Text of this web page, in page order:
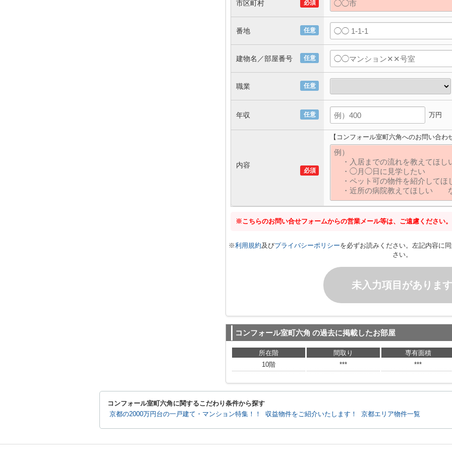
必須
市区町村
任意
番地
任意
建物名／部屋番号
任意
職業
任意
年収 万円
必須
内容
【コンフォール室町六角へのお問い合わ
※こちらのお問い合せフォームからの営業メール等は、ご遠慮ください。
※利用規約及びプライバシーポリシーを必ずお読みください。左記内容に
さい。
未入力項目があります
コンフォール室町六角 の過去に掲載したお部屋
所在階 間取り
専有面積
10階
*** ***
コンフォール室町六角に関するこだわり条件から探す
京都の2000万円台の一戸建て・マンション特集！！ 収益物件をご紹介いたします！ 京都エリア物件一覧